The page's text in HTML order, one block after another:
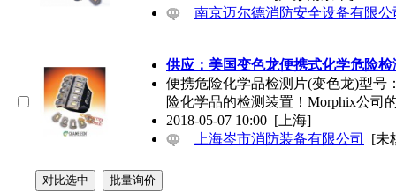
南京迈尔德消防安全设备有限公
供应：美国变色龙便携式化学危险检
便携危险化学品检测片(变色龙)型号
险化学品的检测装置！Morphix公司
2018-05-07 10:00 [上海]
上海岑市消防装备有限公司
[未